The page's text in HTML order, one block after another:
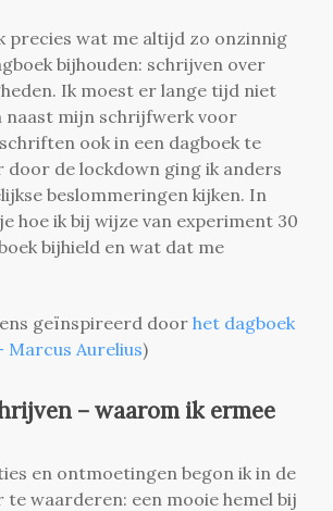
precies wat me altijd zo onzinnig
bijhouden: schrijven over
Ik moest er lange tijd niet
naast mijn schrijfwerk voor
ook in een dagboek te
door de lockdown ging ik anders
beslommeringen kijken. In
hoe ik bij wijze van experiment 30
bijhield en wat dat me
geïnspireerd door het dagboek
Marcus Aurelius)
– waarom ik ermee
en ontmoetingen begon ik in de
te waarderen: een mooie hemel bij